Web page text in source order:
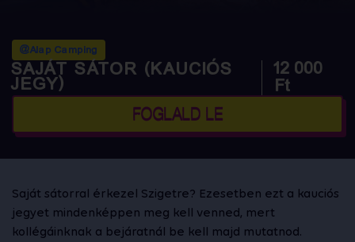
@Alap Camping
SAJÁT SÁTOR (KAUCIÓS
JEGY)
12 000
Ft
FOGLALD LE
Saját sátorral érkezel Szigetre? Ezesetben ezt a kauciós
jegyet mindenképpen meg kell venned, mert
kollégáinknak a bejáratnál be kell majd mutatnod.